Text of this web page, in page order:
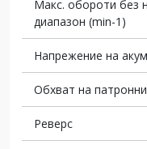
Макс. обороти без
диапазон (min-1)
Напрежение на
Обхват на
Реверс